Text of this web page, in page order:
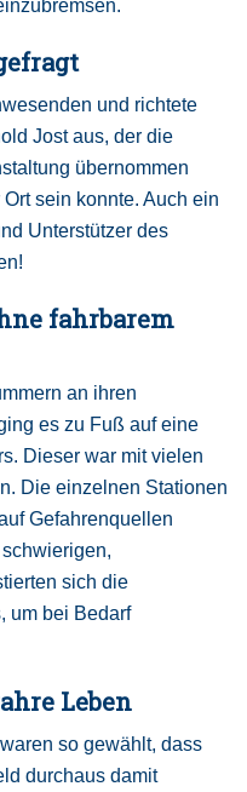
und richtete
Jost aus, der die
übernommen
sein konnte. Auch ein
Unterstützer des
fahrbarem
an ihren
es zu Fuß auf eine
Dieser war mit vielen
Die einzelnen Stationen
Gefahrenquellen
sich die
um bei Bedarf
Leben
so gewählt, dass
durchaus damit